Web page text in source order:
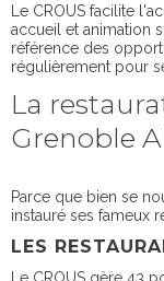
Le CROUS facilite
accueil et animation
référence des
régulièrement pour
La
Grenoble
Parce que bien se
instauré ses fameux
LES
Le CROUS gère 43